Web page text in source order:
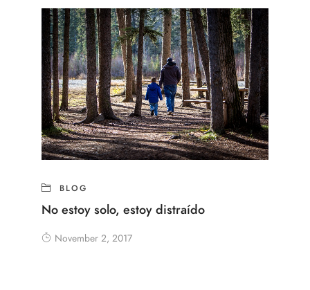
BLOG
No estoy solo, estoy distraído
November 2, 2017